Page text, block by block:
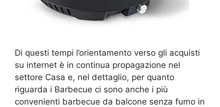
Di questi tempi l’orientamento verso gli acquisti
su internet è in continua propagazione nel
settore Casa e, nel dettaglio, per quanto
riguarda i Barbecue ci sono anche i più
convenienti barbecue da balcone senza fumo in